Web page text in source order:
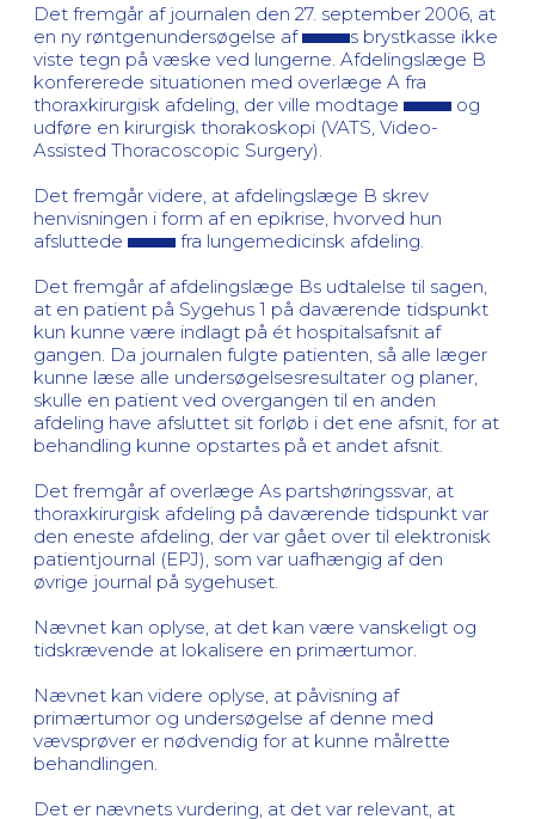
Det fremgår af journalen den 27. september 2006, at
en ny røntgenundersøgelse af
s brystkasse ikke
viste tegn på væske ved lungerne. Afdelingslæge B
konfererede situationen med overlæge A fra
thoraxkirurgisk afdeling, der ville modtage
og
udføre en kirurgisk thorakoskopi (VATS, Video-
Assisted Thoracoscopic Surgery).
Det fremgår videre, at afdelingslæge B skrev
henvisningen i form af en epikrise, hvorved hun
afsluttede
fra lungemedicinsk afdeling.
Det fremgår af afdelingslæge Bs udtalelse til sagen,
at en patient på Sygehus 1 på daværende tidspunkt
kun kunne være indlagt på ét hospitalsafsnit af
gangen. Da journalen fulgte patienten, så alle læger
kunne læse alle undersøgelsesresultater og planer,
skulle en patient ved overgangen til en anden
afdeling have afsluttet sit forløb i det ene afsnit, for at
behandling kunne opstartes på et andet afsnit.
Det fremgår af overlæge As partshøringssvar, at
thoraxkirurgisk afdeling på daværende tidspunkt var
den eneste afdeling, der var gået over til elektronisk
patientjournal (EPJ), som var uafhængig af den
øvrige journal på sygehuset.
Nævnet kan oplyse, at det kan være vanskeligt og
tidskrævende at lokalisere en primærtumor.
Nævnet kan videre oplyse, at påvisning af
primærtumor og undersøgelse af denne med
vævsprøver er nødvendig for at kunne målrette
behandlingen.
Det er nævnets vurdering, at det var relevant, at